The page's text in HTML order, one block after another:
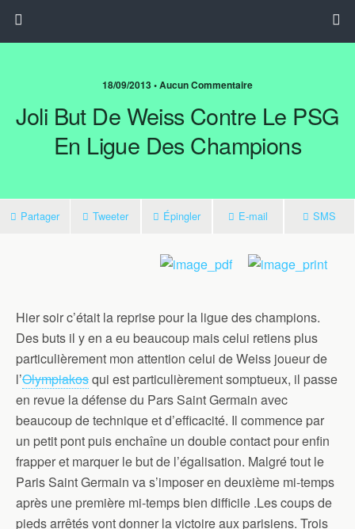
18/09/2013 • Aucun Commentaire
Joli But De Weiss Contre Le PSG
En Ligue Des Champions
Partager Tweeter Épingler E-mail SMS
Hier soir c’était la reprise pour la ligue des champions.
Des buts il y en a eu beaucoup mais celui retiens plus
particulièrement mon attention celui de Weiss joueur de
l’Olympiakosqui est particulièrement somptueux, il passe
en revue la défense du Pars Saint Germain avec
beaucoup de technique et d’efficacité. Il commence par
un petit pont puis enchaîne un double contact pour enfin
frapper et marquer le but de l’égalisation. Malgré tout le
Paris Saint Germain va s’imposer en deuxième mi-temps
après une première mi-temps bien difficile .Les coups de
pieds arrêtés vont donner la victoire aux parisiens. Trois